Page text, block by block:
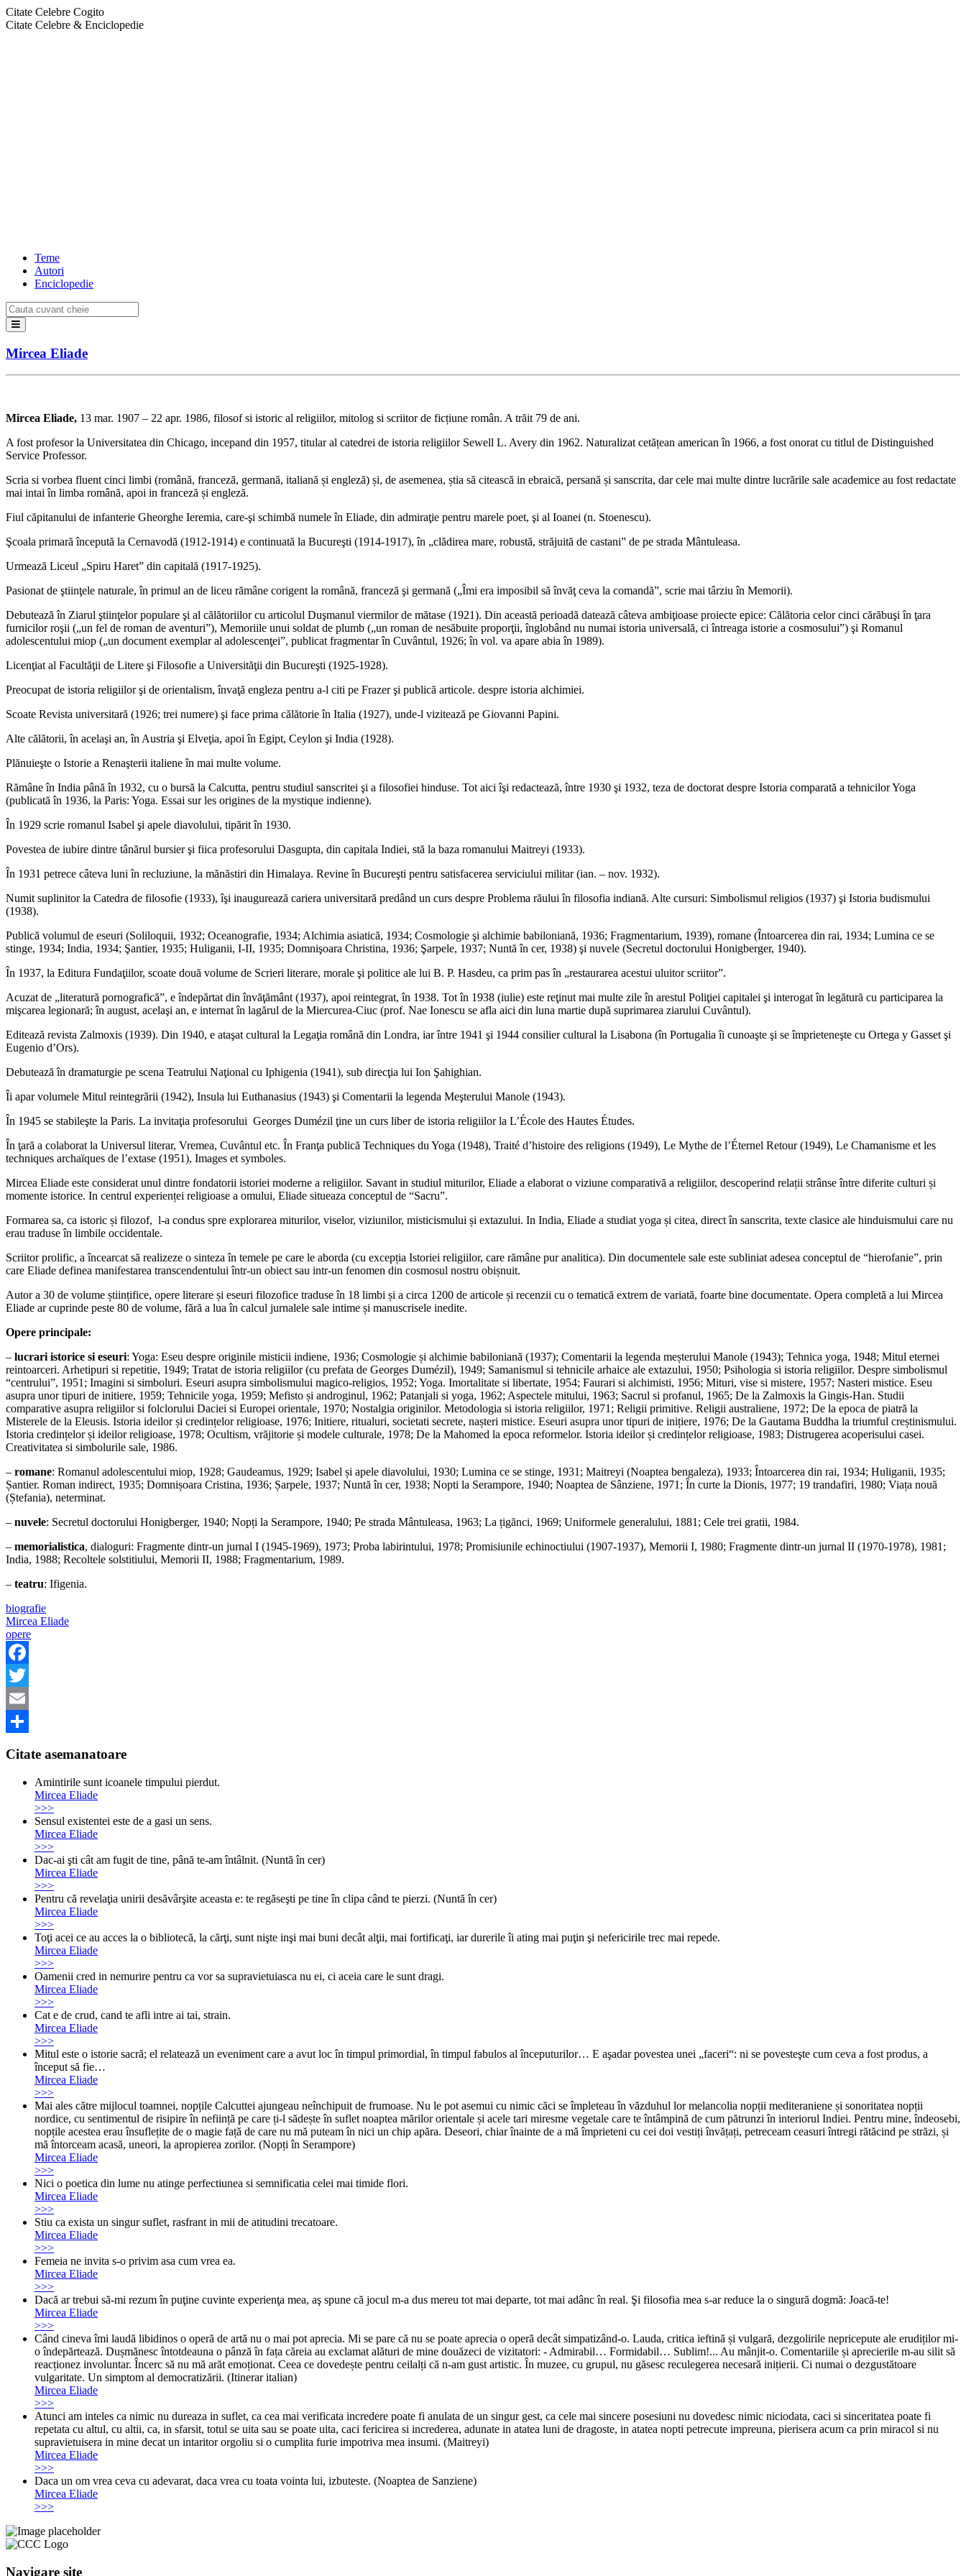
Citate Celebre Cogito
Citate Celebre & Enciclopedie
Teme
Autori
Enciclopedie
Mircea Eliade
Mircea Eliade, 13 mar. 1907 – 22 apr. 1986, filosof si istoric al religiilor, mitolog si scriitor de ficțiune român. A trăit 79 de ani.
A fost profesor la Universitatea din Chicago, incepand din 1957, titular al catedrei de istoria religiilor Sewell L. Avery din 1962. Naturalizat cetățean american în 1966, a fost onorat cu titlul de Distinguished
Service Professor.
Scria si vorbea fluent cinci limbi (română, franceză, germană, italiană și engleză) și, de asemenea, știa să citească in ebraică, persană și sanscrita, dar cele mai multe dintre lucrările sale academice au fost redactate
mai intai în limba română, apoi in franceză și engleză.
Fiul căpitanului de infanterie Gheorghe Ieremia, care-şi schimbă numele în Eliade, din admiraţie pentru marele poet, şi al Ioanei (n. Stoenescu).
Şcoala primară începută la Cernavodă (1912-1914) e continuată la Bucureşti (1914-1917), în „clădirea mare, robustă, străjuită de castani” de pe strada Mântuleasa.
Urmează Liceul „Spiru Haret” din capitală (1917-1925).
Pasionat de ştiinţele naturale, în primul an de liceu rămâne corigent la română, franceză şi germană („Îmi era imposibil să învăţ ceva la comandă”, scrie mai târziu în Memorii).
Debutează în Ziarul ştiinţelor populare şi al călătoriilor cu articolul Duşmanul viermilor de mătase (1921). Din această perioadă datează câteva ambiţioase proiecte epice: Călătoria celor cinci cărăbuşi în ţara
furnicilor roşii („un fel de roman de aventuri”), Memoriile unui soldat de plumb („un roman de nesăbuite proporţii, înglobând nu numai istoria universală, ci întreaga istorie a cosmosului”) şi Romanul
adolescentului miop („un document exemplar al adolescenţei”, publicat fragmentar în Cuvântul, 1926; în vol. va apare abia în 1989).
Licenţiat al Facultăţii de Litere şi Filosofie a Universităţii din Bucureşti (1925-1928).
Preocupat de istoria religiilor şi de orientalism, învaţă engleza pentru a-l citi pe Frazer şi publică articole. despre istoria alchimiei.
Scoate Revista universitară (1926; trei numere) şi face prima călătorie în Italia (1927), unde-l vizitează pe Giovanni Papini.
Alte călătorii, în acelaşi an, în Austria şi Elveţia, apoi în Egipt, Ceylon şi India (1928).
Plănuieşte o Istorie a Renaşterii italiene în mai multe volume.
Rămâne în India până în 1932, cu o bursă la Calcutta, pentru studiul sanscritei şi a filosofiei hinduse. Tot aici îşi redactează, între 1930 şi 1932, teza de doctorat despre Istoria comparată a tehnicilor Yoga
(publicată în 1936, la Paris: Yoga. Essai sur les origines de la mystique indienne).
În 1929 scrie romanul Isabel şi apele diavolului, tipărit în 1930.
Povestea de iubire dintre tânărul bursier şi fiica profesorului Dasgupta, din capitala Indiei, stă la baza romanului Maitreyi (1933).
În 1931 petrece câteva luni în recluziune, la mănăstiri din Himalaya. Revine în Bucureşti pentru satisfacerea serviciului militar (ian. – nov. 1932).
Numit suplinitor la Catedra de filosofie (1933), îşi inaugurează cariera universitară predând un curs despre Problema răului în filosofia indiană. Alte cursuri: Simbolismul religios (1937) şi Istoria budismului
(1938).
Publică volumul de eseuri (Soliloquii, 1932; Oceanografie, 1934; Alchimia asiatică, 1934; Cosmologie şi alchimie babiloniană, 1936; Fragmentarium, 1939), romane (Întoarcerea din rai, 1934; Lumina ce se
stinge, 1934; India, 1934; Şantier, 1935; Huliganii, I-II, 1935; Domnişoara Christina, 1936; Şarpele, 1937; Nuntă în cer, 1938) şi nuvele (Secretul doctorului Honigberger, 1940).
În 1937, la Editura Fundaţiilor, scoate două volume de Scrieri literare, morale şi politice ale lui B. P. Hasdeu, ca prim pas în „restaurarea acestui uluitor scriitor”.
Acuzat de „literatură pornografică”, e îndepărtat din învăţământ (1937), apoi reintegrat, în 1938. Tot în 1938 (iulie) este reţinut mai multe zile în arestul Poliţiei capitalei şi interogat în legătură cu participarea la
mişcarea legionară; în august, acelaşi an, e internat în lagărul de la Miercurea-Ciuc (prof. Nae Ionescu se afla aici din luna martie după suprimarea ziarului Cuvântul).
Editează revista Zalmoxis (1939). Din 1940, e ataşat cultural la Legaţia română din Londra, iar între 1941 şi 1944 consilier cultural la Lisabona (în Portugalia îi cunoaşte şi se împrieteneşte cu Ortega y Gasset şi
Eugenio d’Ors).
Debutează în dramaturgie pe scena Teatrului Naţional cu Iphigenia (1941), sub direcţia lui Ion Şahighian.
Îi apar volumele Mitul reintegrării (1942), Insula lui Euthanasius (1943) şi Comentarii la legenda Meşterului Manole (1943).
În 1945 se stabileşte la Paris. La invitaţia profesorului Georges Dumézil ţine un curs liber de istoria religiilor la L’École des Hautes Études.
În ţară a colaborat la Universul literar, Vremea, Cuvântul etc. În Franţa publică Techniques du Yoga (1948), Traité d’histoire des religions (1949), Le Mythe de l’Éternel Retour (1949), Le Chamanisme et les
techniques archaïques de l’extase (1951), Images et symboles.
Mircea Eliade este considerat unul dintre fondatorii istoriei moderne a religiilor. Savant in studiul miturilor, Eliade a elaborat o viziune comparativă a religiilor, descoperind relații strânse între diferite culturi și
momente istorice. In centrul experienței religioase a omului, Eliade situeaza conceptul de “Sacru”.
Formarea sa, ca istoric și filozof, l-a condus spre explorarea miturilor, viselor, viziunilor, misticismului și extazului. In India, Eliade a studiat yoga și citea, direct în sanscrita, texte clasice ale hinduismului care nu
erau traduse în limbile occidentale.
Scriitor prolific, a încearcat să realizeze o sinteza în temele pe care le aborda (cu excepția Istoriei religiilor, care rămâne pur analitica). Din documentele sale este subliniat adesea conceptul de “hierofanie”, prin
care Eliade definea manifestarea transcendentului într-un obiect sau intr-un fenomen din cosmosul nostru obișnuit.
Autor a 30 de volume științifice, opere literare și eseuri filozofice traduse în 18 limbi și a circa 1200 de articole și recenzii cu o tematică extrem de variată, foarte bine documentate. Opera completă a lui Mircea
Eliade ar cuprinde peste 80 de volume, fără a lua în calcul jurnalele sale intime și manuscrisele inedite.
Opere principale:
– lucrari istorice si eseuri: Yoga: Eseu despre originile misticii indiene, 1936; Cosmologie și alchimie babiloniană (1937); Comentarii la legenda meșterului Manole (1943); Tehnica yoga, 1948; Mitul eternei
reintoarceri. Arhetipuri si repetitie, 1949; Tratat de istoria religiilor (cu prefata de Georges Dumézil), 1949; Samanismul si tehnicile arhaice ale extazului, 1950; Psihologia si istoria religiilor. Despre simbolismul
“centrului”, 1951; Imagini si simboluri. Eseuri asupra simbolismului magico-religios, 1952; Yoga. Imortalitate si libertate, 1954; Faurari si alchimisti, 1956; Mituri, vise si mistere, 1957; Nasteri mistice. Eseu
asupra unor tipuri de initiere, 1959; Tehnicile yoga, 1959; Mefisto și androginul, 1962; Patanjali si yoga, 1962; Aspectele mitului, 1963; Sacrul si profanul, 1965; De la Zalmoxis la Gingis-Han. Studii
comparative asupra religiilor si folclorului Daciei si Europei orientale, 1970; Nostalgia originilor. Metodologia si istoria religiilor, 1971; Religii primitive. Religii australiene, 1972; De la epoca de piatră la
Misterele de la Eleusis. Istoria ideilor și credințelor religioase, 1976; Initiere, ritualuri, societati secrete, nașteri mistice. Eseuri asupra unor tipuri de inițiere, 1976; De la Gautama Buddha la triumful creștinismului.
Istoria credințelor și ideilor religioase, 1978; Ocultism, vrăjitorie și modele culturale, 1978; De la Mahomed la epoca reformelor. Istoria ideilor și credințelor religioase, 1983; Distrugerea acoperisului casei.
Creativitatea si simbolurile sale, 1986.
– romane: Romanul adolescentului miop, 1928; Gaudeamus, 1929; Isabel și apele diavolului, 1930; Lumina ce se stinge, 1931; Maitreyi (Noaptea bengaleza), 1933; Întoarcerea din rai, 1934; Huliganii, 1935;
Șantier. Roman indirect, 1935; Domnișoara Cristina, 1936; Șarpele, 1937; Nuntă în cer, 1938; Nopti la Serampore, 1940; Noaptea de Sânziene, 1971; În curte la Dionis, 1977; 19 trandafiri, 1980; Viața nouă
(Ștefania), neterminat.
– nuvele: Secretul doctorului Honigberger, 1940; Nopți la Serampore, 1940; Pe strada Mântuleasa, 1963; La țigănci, 1969; Uniformele generalului, 1881; Cele trei gratii, 1984.
– memorialistica, dialoguri: Fragmente dintr-un jurnal I (1945-1969), 1973; Proba labirintului, 1978; Promisiunile echinoctiului (1907-1937), Memorii I, 1980; Fragmente dintr-un jurnal II (1970-1978), 1981;
India, 1988; Recoltele solstitiului, Memorii II, 1988; Fragmentarium, 1989.
– teatru: Ifigenia.
biografie
Mircea Eliade
opere
Facebook
Twitter
Email
Citate asemanatoare
Amintirile sunt icoanele timpului pierdut.
Mircea Eliade
>>>
Sensul existentei este de a gasi un sens.
Mircea Eliade
>>>
Dac-ai şti cât am fugit de tine, până te-am întâlnit. (Nuntă în cer)
Mircea Eliade
>>>
Pentru că revelaţia unirii desăvârşite aceasta e: te regăseşti pe tine în clipa când te pierzi. (Nuntă în cer)
Mircea Eliade
>>>
Toţi acei ce au acces la o bibliotecă, la cărţi, sunt nişte inşi mai buni decât alţii, mai fortificaţi, iar durerile îi ating mai puţin şi nefericirile trec mai repede.
Mircea Eliade
>>>
Oamenii cred in nemurire pentru ca vor sa supravietuiasca nu ei, ci aceia care le sunt dragi.
Mircea Eliade
>>>
Cat e de crud, cand te afli intre ai tai, strain.
Mircea Eliade
>>>
Mitul este o istorie sacră; el relatează un eveniment care a avut loc în timpul primordial, în timpul fabulos al începuturilor… E aşadar povestea unei „faceri“: ni se povesteşte cum ceva a fost produs, a
început să fie…
Mircea Eliade
>>>
Mai ales către mijlocul toamnei, nopțile Calcuttei ajungeau neînchipuit de frumoase. Nu le pot asemui cu nimic căci se împleteau în văzduhul lor melancolia nopții mediteraniene și sonoritatea nopții
nordice, cu sentimentul de risipire în neființă pe care ți-l sădește în suflet noaptea mărilor orientale și acele tari miresme vegetale care te întâmpină de cum pătrunzi în interiorul Indiei. Pentru mine, îndeosebi,
nopțile acestea erau însuflețite de o magie față de care nu mă puteam în nici un chip apăra. Deseori, chiar înainte de a mă împrieteni cu cei doi vestiți învățați, petreceam ceasuri întregi rătăcind pe străzi, și
mă întorceam acasă, uneori, la apropierea zorilor. (Nopți în Serampore)
Mircea Eliade
>>>
Nici o poetica din lume nu atinge perfectiunea si semnificatia celei mai timide flori.
Mircea Eliade
>>>
Stiu ca exista un singur suflet, rasfrant in mii de atitudini trecatoare.
Mircea Eliade
>>>
Femeia ne invita s-o privim asa cum vrea ea.
Mircea Eliade
>>>
Dacă ar trebui să-mi rezum în puţine cuvinte experienţa mea, aş spune că jocul m-a dus mereu tot mai departe, tot mai adânc în real. Şi filosofia mea s-ar reduce la o singură dogmă: Joacă-te!
Mircea Eliade
>>>
Când cineva îmi laudă libidinos o operă de artă nu o mai pot aprecia. Mi se pare că nu se poate aprecia o operă decât simpatizând-o. Lauda, critica ieftină și vulgară, dezgolirile nepricepute ale erudiților mi-
o îndepărtează. Dușmănesc întotdeauna o pânză în fața căreia au exclamat alături de mine douăzeci de vizitatori: - Admirabil… Formidabil… Sublim!... Au mânjit-o. Comentariile și aprecierile m-au silit să
reacționez involuntar. Încerc să nu mă arăt emoționat. Ceea ce dovedește pentru ceilalți că n-am gust artistic. În muzee, cu grupul, nu găsesc reculegerea necesară inițierii. Ci numai o dezgustătoare
vulgaritate. Un simptom al democratizării. (Itinerar italian)
Mircea Eliade
>>>
Atunci am inteles ca nimic nu dureaza in suflet, ca cea mai verificata incredere poate fi anulata de un singur gest, ca cele mai sincere posesiuni nu dovedesc nimic niciodata, caci si sinceritatea poate fi
repetata cu altul, cu altii, ca, in sfarsit, totul se uita sau se poate uita, caci fericirea si increderea, adunate in atatea luni de dragoste, in atatea nopti petrecute impreuna, pierisera acum ca prin miracol si nu
supravietuisera in mine decat un intaritor orgoliu si o cumplita furie impotriva mea insumi. (Maitreyi)
Mircea Eliade
>>>
Daca un om vrea ceva cu adevarat, daca vrea cu toata vointa lui, izbuteste. (Noaptea de Sanziene)
Mircea Eliade
>>>
Navigare site